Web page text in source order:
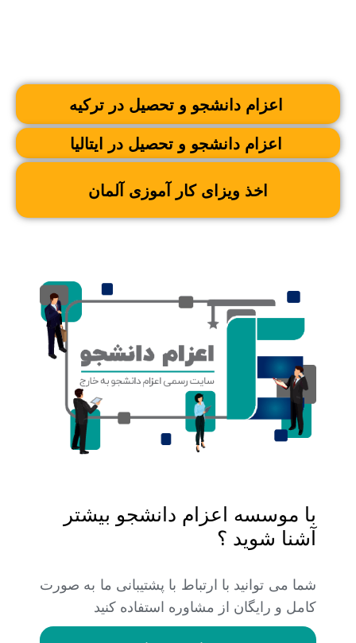
اعزام دانشجو و تحصیل در ترکیه
اعزام دانشجو و تحصیل در ایتالیا
اخذ ویزای کار آموزی آلمان
با موسسه اعزام دانشجو بیشتر
آشنا شوید ؟
شما می توانید با ارتباط با پشتیبانی ما به صورت
کامل و رایگان از مشاوره استفاده کنید